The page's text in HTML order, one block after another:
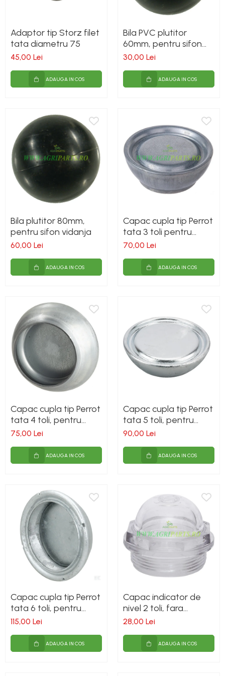
Adaptor tip Storz filet
tata diametru 75
45,00 Lei
ADAUGA IN COS
Bila PVC plutitor
60mm, pentru sifon
vidanja
30,00 Lei
ADAUGA IN COS
Bila plutitor 80mm,
pentru sifon vidanja
60,00 Lei
ADAUGA IN COS
Capac cupla tip Perrot
tata 3 toli pentru
vidanja
70,00 Lei
ADAUGA IN COS
Capac cupla tip Perrot
tata 4 toli, pentru
vidanja
75,00 Lei
ADAUGA IN COS
Capac cupla tip Perrot
tata 5 toli, pentru
vidanja
90,00 Lei
ADAUGA IN COS
Capac cupla tip Perrot
tata 6 toli, pentru
vidanja
115,00 Lei
ADAUGA IN COS
Capac indicator de
nivel 2 toli, fara
garnitura, pentru
28,00 Lei
ADAUGA IN COS